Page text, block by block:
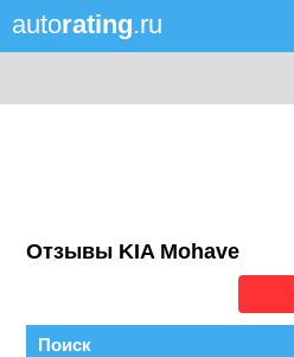
autorating.ru
Отзывы KIA Mohave
Поиск